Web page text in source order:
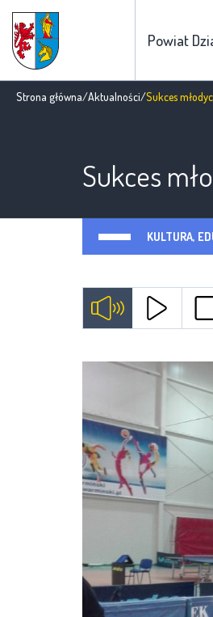
Powiat
Strona główna/Aktualności/Sukces
Sukces
KULTURA,